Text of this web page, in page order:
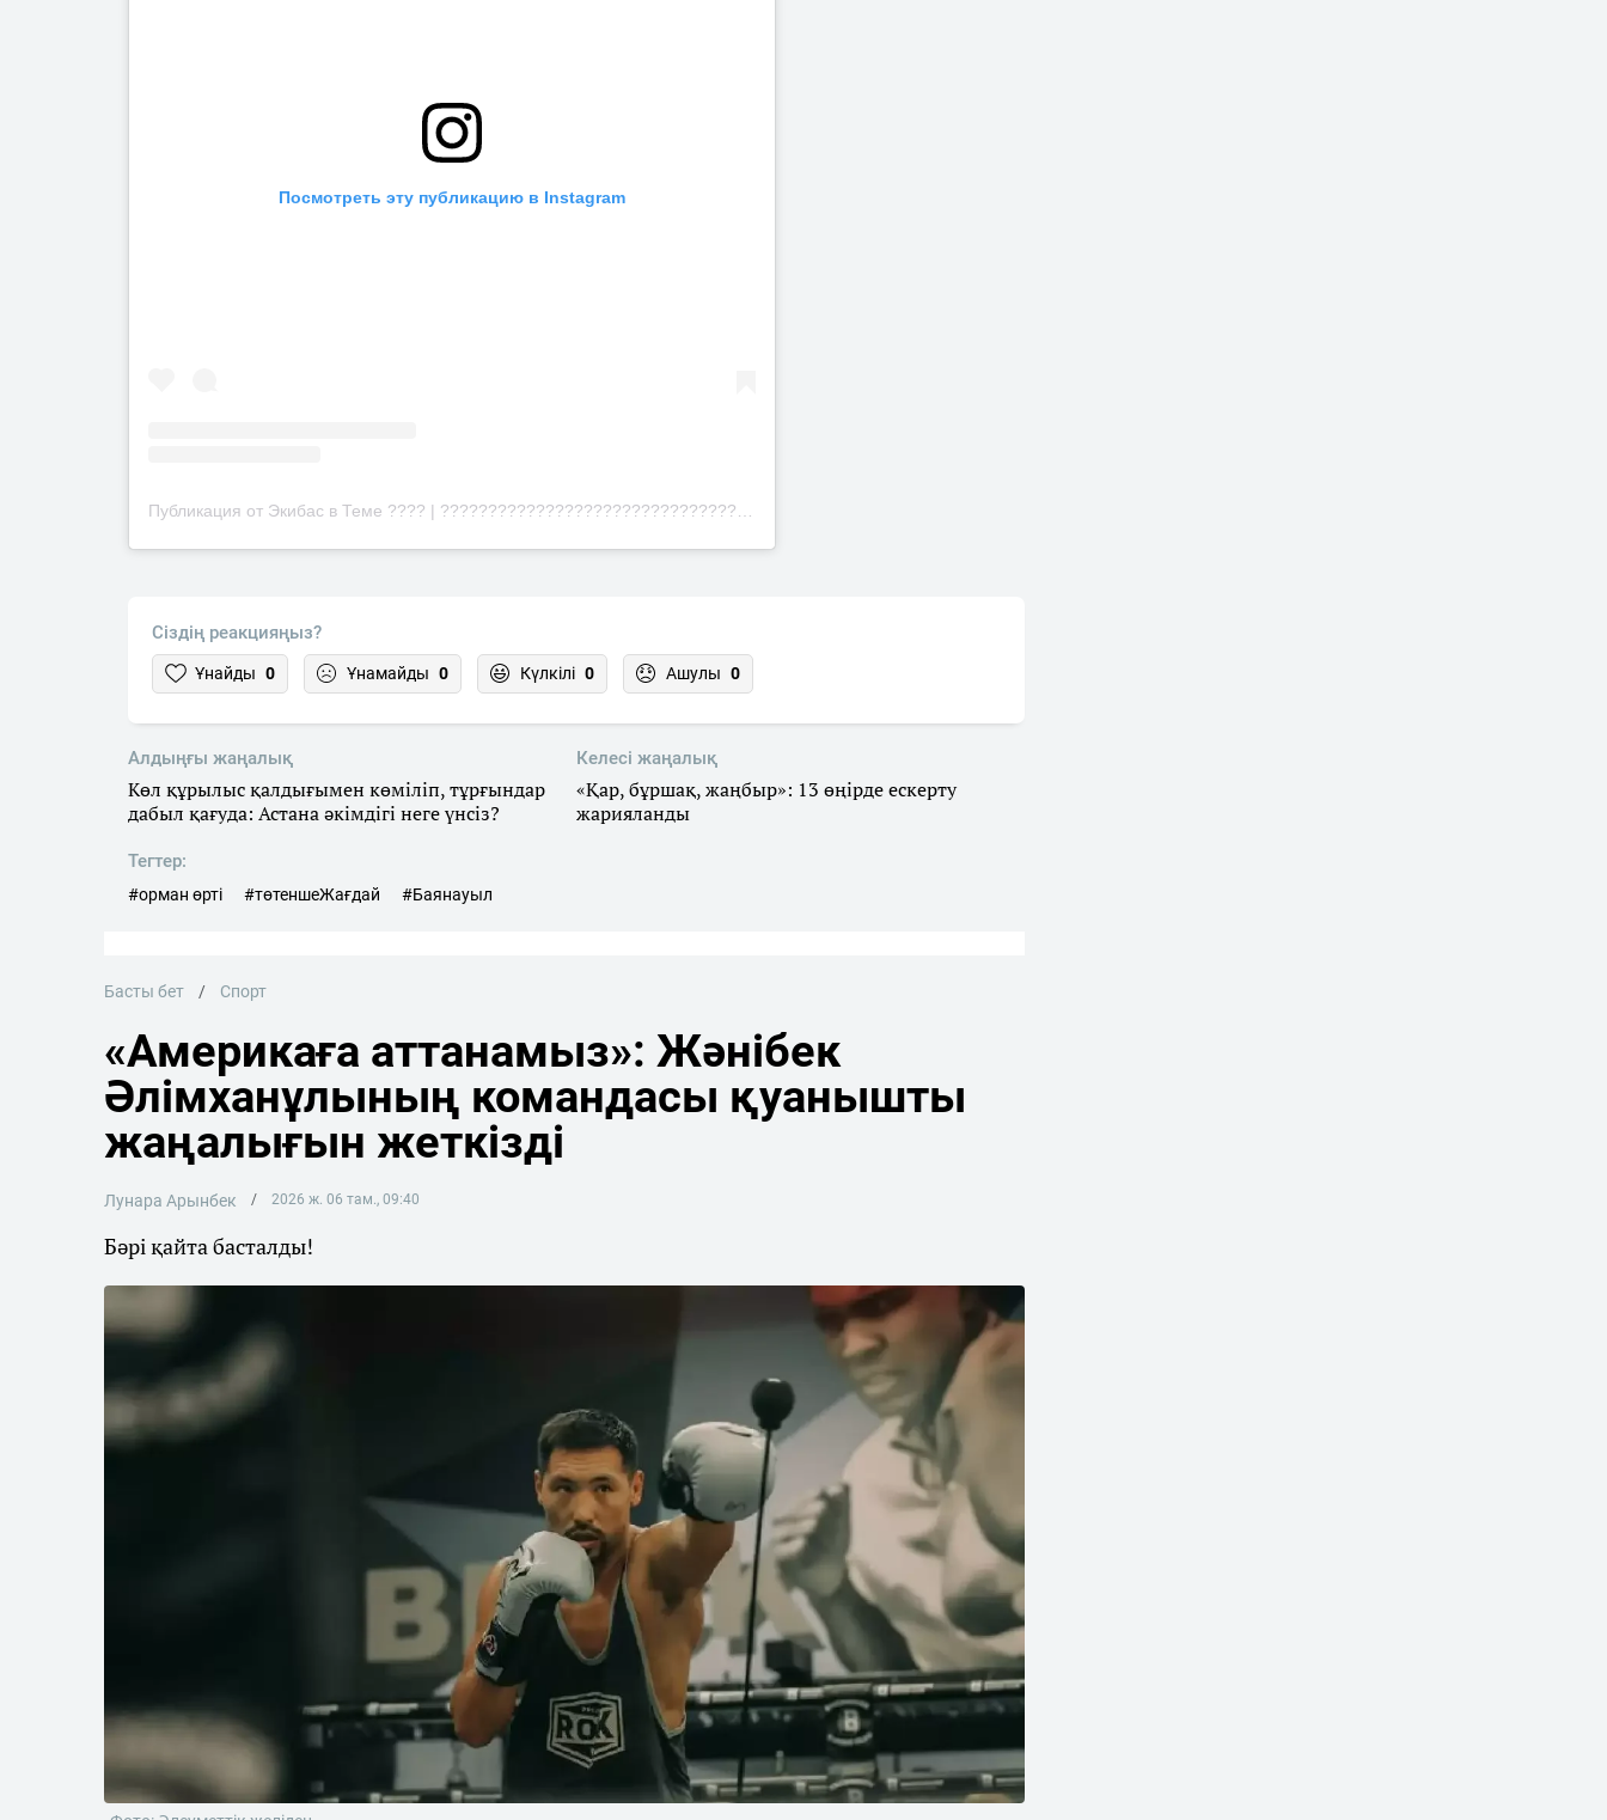
Посмотреть эту публикацию в Instagram
Сіздің реакцияңыз?
Ұнайды 0 Ұнамайды 0 Күлкілі 0 Ашулы 0
Алдыңғы жаңалық
Көл құрылыс қалдығымен көміліп, тұрғындар
дабыл қағуда: Астана әкімдігі неге үнсіз?
Келесі жаңалық
«Қар, бұршақ, жаңбыр»: 13 өңірде ескерту
жарияланды
Тегтер:
#орман өрті #төтеншеЖағдай #Баянауыл
Басты бет Спорт
«Америкаға аттанамыз»: Жәнібек
Әлімханұлының командасы қуанышты
жаңалығын жеткізді
Лунара Арынбек 2026 ж. 06 там., 09:40
Бәрі қайта басталды!